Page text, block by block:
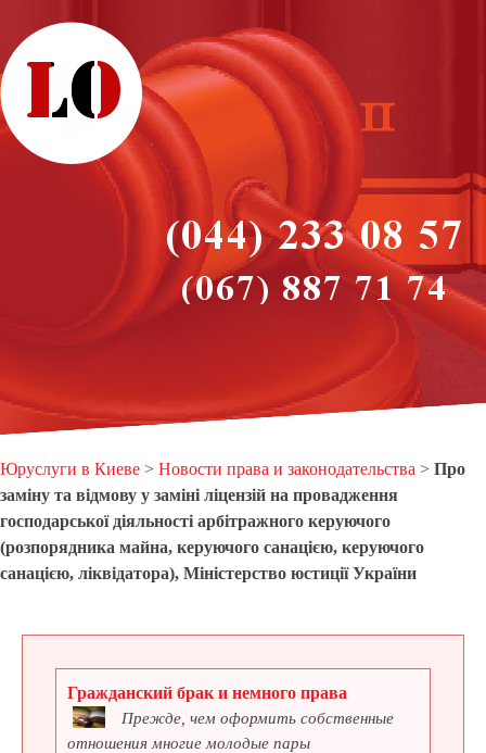
Юруслуги в Киеве > Новости права и законодательства > Про
заміну та відмову у заміні ліцензій на провадження
господарської діяльності арбітражного керуючого
(розпорядника майна, керуючого санацією, керуючого
санацією, ліквідатора), Міністерство юстиції України
Гражданский брак и немного права
Прежде, чем оформить собственные
отношения многие молодые пары